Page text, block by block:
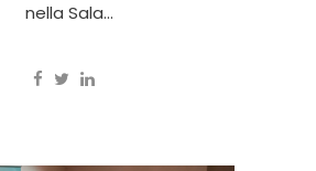
nella Sala...